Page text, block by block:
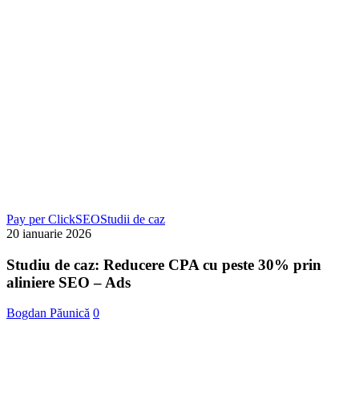
Pay per ClickSEOStudii de cazStudiu
Reducere
20 ianuarie 2026
Studiu de caz: Reducere CPA cu peste 30% prin
aliniere SEO – Ads
Bogdan Păunică 0